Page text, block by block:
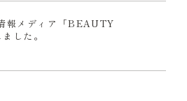
報メディア「BEAUTY
した。